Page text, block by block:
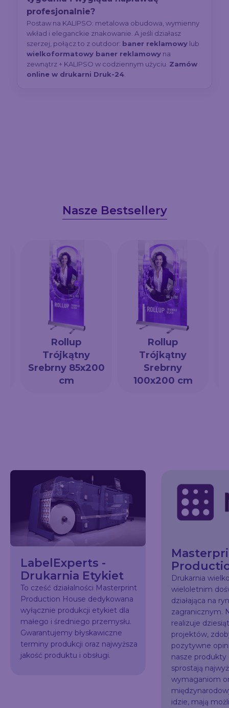
profesjonalnie?
Postaw na KALIPSO: metalowa obudowa, wymienny
wkład i eleganckie znakowanie. A jeśli działasz
szerzej, połącz to z outdoor: baner reklamowy lub
wielkoformatowy baner reklamowy na
zewnątrz + KALIPSO w codziennym użyciu. Zamów
online w drukarni Druk-24.
Nasze Bestsellery
Rollup
Trójkątny
Srebrny 85x200
cm
Rollup
Trójkątny
Srebrny
100x200 cm
LabelExperts -
Drukarnia Etykiet
To cześć działalności Masterprint
Production House dedykowana
wyłącznie produkcji etykiet dla
małego i średniego przemysłu.
Gwarantujemy błyskawiczne
terminy produkcji oraz najwyższa
jakość produktu i obsługi.
Drukarnia
wieloletnim
działająca na
zagranicznym.
realizuje
projektów,
pozytywne
nasze
sprostają
wymaganiom
idzie, mają